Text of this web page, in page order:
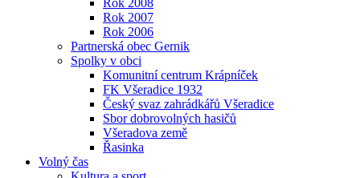
Rok 2008
Rok 2007
Rok 2006
Partnerská obec Gernik
Spolky v obci
Komunitní centrum Krápníček
FK Všeradice 1932
Český svaz zahrádkářů Všeradice
Sbor dobrovolných hasičů
Všeradova země
Řasinka
Volný čas